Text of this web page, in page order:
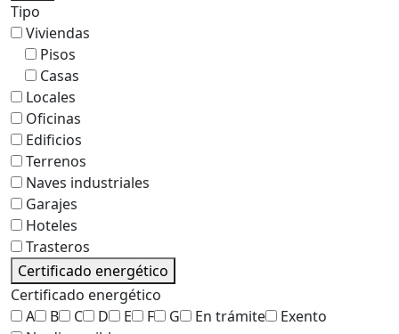
Tipo
Viviendas
Pisos
Casas
Locales
Oficinas
Edificios
Terrenos
Naves industriales
Garajes
Hoteles
Trasteros
Certificado energético
Certificado energético
A
B C D E F G En trámite
Exento